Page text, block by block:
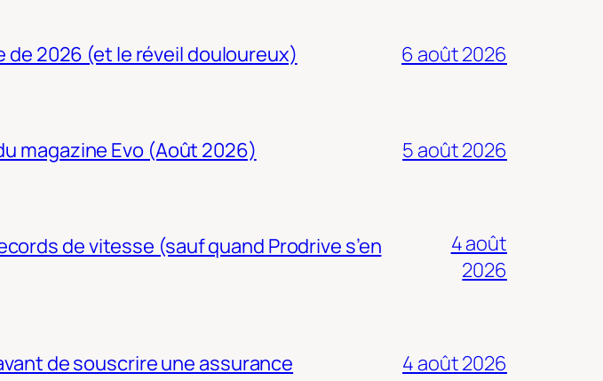
de 2026 (et le réveil douloureux) 6 août 2026
magazine Evo (Août 2026) 5 août 2026
de vitesse (sauf quand Prodrive s’en
4 août
2026
de souscrire une assurance 4 août 2026